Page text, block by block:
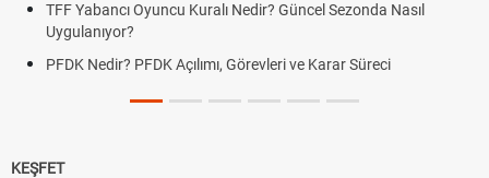
TFF Yabancı Oyuncu Kuralı Nedir? Güncel Sezonda Nasıl
Uygulanıyor?
PFDK Nedir? PFDK Açılımı, Görevleri ve Karar Süreci
KEŞFET